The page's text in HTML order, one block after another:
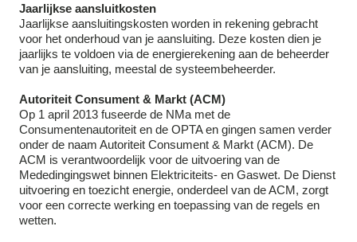
Jaarlijkse aansluitkosten
Jaarlijkse aansluitingskosten worden in rekening gebracht
voor het onderhoud van je aansluiting. Deze kosten dien je
jaarlijks te voldoen via de energierekening aan de beheerder
van je aansluiting, meestal de systeembeheerder.
Autoriteit Consument & Markt (ACM)
Op 1 april 2013 fuseerde de NMa met de
Consumentenautoriteit en de OPTA en gingen samen verder
onder de naam Autoriteit Consument & Markt (ACM). De
ACM is verantwoordelijk voor de uitvoering van de
Mededingingswet binnen Elektriciteits- en Gaswet. De Dienst
uitvoering en toezicht energie, onderdeel van de ACM, zorgt
voor een correcte werking en toepassing van de regels en
wetten.